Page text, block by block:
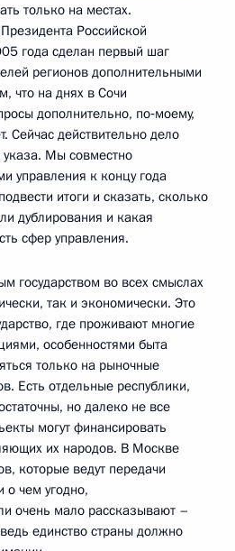
только на местах.
Российской
года сделан первый шаг
регионов дополнительными
что на днях в Сочи
дополнительно, по‑моему,
Сейчас действительно дело
Мы совместно
управления к концу года
итоги и сказать, сколько
дублирования и какая
сфер управления.
государством во всех смыслах
так и экономически. Это
где проживают многие
особенностями быта
только на рыночные
Есть отдельные республики,
но далеко не все
могут финансировать
их народов. В Москве
которые ведут передачи
о чем угодно,
очень мало рассказывают –
единство страны должно